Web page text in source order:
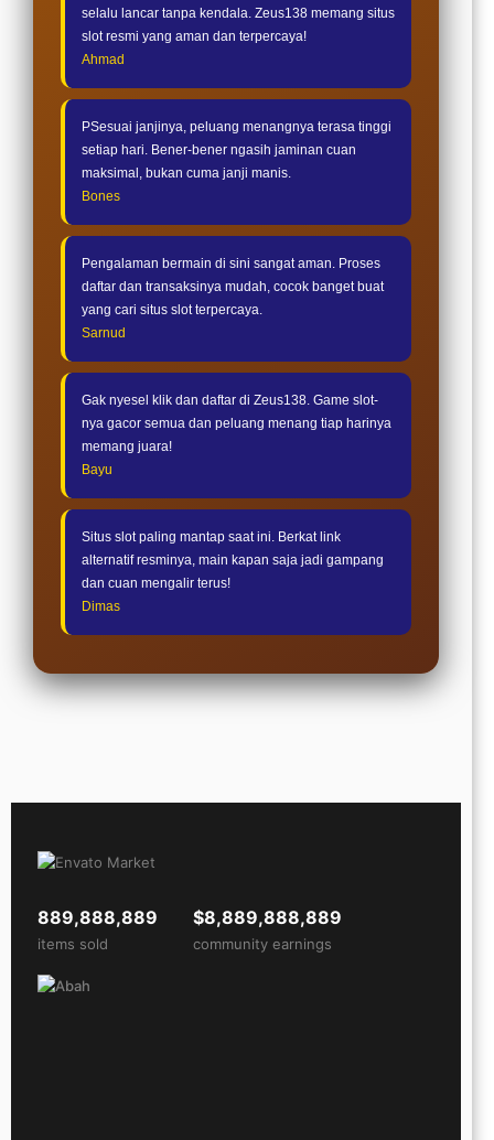
selalu lancar tanpa kendala. Zeus138 memang situs
slot resmi yang aman dan terpercaya!
Ahmad
PSesuai janjinya, peluang menangnya terasa tinggi
setiap hari. Bener-bener ngasih jaminan cuan
maksimal, bukan cuma janji manis.
Bones
Pengalaman bermain di sini sangat aman. Proses
daftar dan transaksinya mudah, cocok banget buat
yang cari situs slot terpercaya.
Sarnud
Gak nyesel klik dan daftar di Zeus138. Game slot-
nya gacor semua dan peluang menang tiap harinya
memang juara!
Bayu
Situs slot paling mantap saat ini. Berkat link
alternatif resminya, main kapan saja jadi gampang
dan cuan mengalir terus!
Dimas
889,888,889
items sold
$8,889,888,889
community earnings